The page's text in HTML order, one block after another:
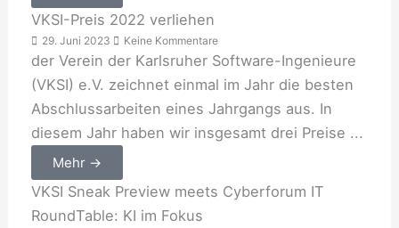
VKSI-Preis 2022 verliehen
29. Juni 2023 Keine Kommentare
der Verein der Karlsruher Software-Ingenieure
(VKSI) e.V. zeichnet einmal im Jahr die besten
Abschlussarbeiten eines Jahrgangs aus. In
diesem Jahr haben wir insgesamt drei Preise ...
Mehr →
VKSI Sneak Preview meets Cyberforum IT
RoundTable: KI im Fokus